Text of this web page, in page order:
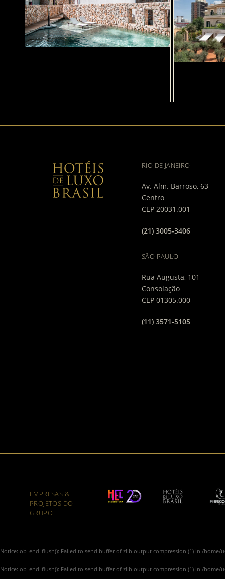
RIO DE JANEIRO
Av. Alm. Barroso, 63
Centro
CEP 20031.001
(21) 3005-3406
SÃO PAULO
Rua Augusta, 101
Consolação
CEP 01305.000
(11) 3571-5105
EMPRESAS &
PROJETOS DO
GRUPO
Notice: ob_end_flush(): Failed to send buffer of zlib output compression (1) in /home/
Notice: ob_end_flush(): Failed to send buffer of zlib output compression (1) in /home/